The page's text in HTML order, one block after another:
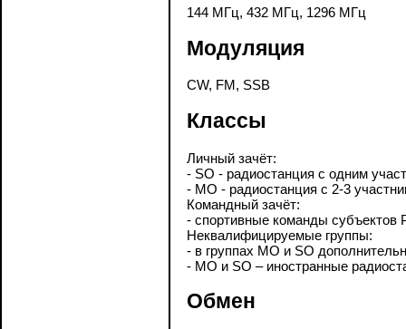
144 МГц, 432 МГц, 1296 МГц
Модуляция
CW, FM, SSB
Классы
Личный зачёт:
- SO - радиостанция с одним
- МО - радиостанция с 2-3
Командный зачёт:
- спортивные команды субъектов
Неквалифицируемые группы:
- в группах МО и SO
- MO и SO – иностранные
Обмен